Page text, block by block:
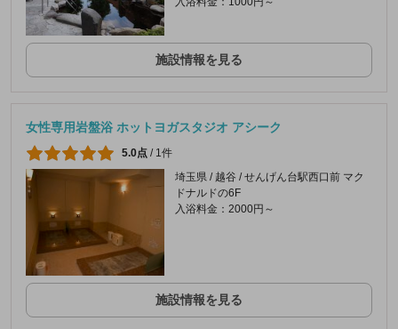
施設情報を見る
女性専用岩盤浴 ホットヨガスタジオ アシーク
5.0点 / 1件
埼玉県 / 越谷 / せんげん台駅西口前 マク
ドナルドの6F
入浴料金：2000円～
施設情報を見る